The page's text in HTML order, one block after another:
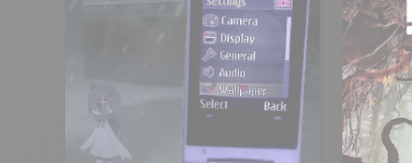
🔍 Objets cachés 🎉
🎭 RPG 📐 RPG tactique
🏗️ Simulation de construction 🏎️ Simulation
🏀 Sport arcade 🏟️ Sport simulation